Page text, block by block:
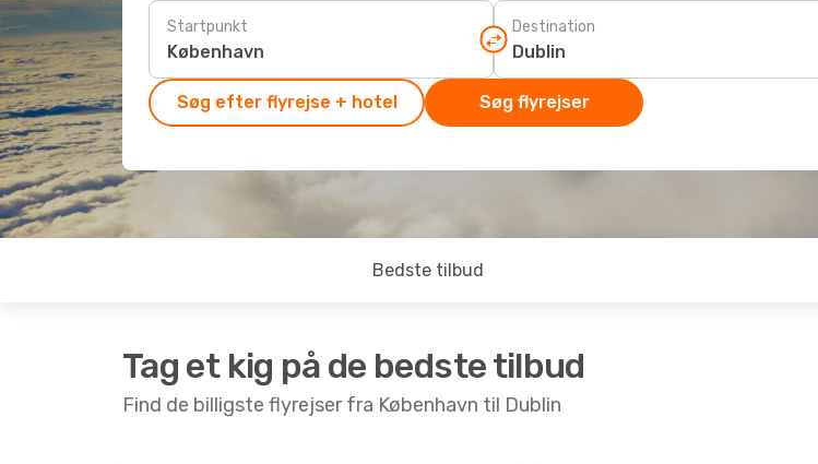
Startpunkt Destination
Søg efter flyrejse + hotel Søg flyrejser
Bedste tilbud
Tag et kig på de bedste tilbud
Find de billigste flyrejser fra København til Dublin